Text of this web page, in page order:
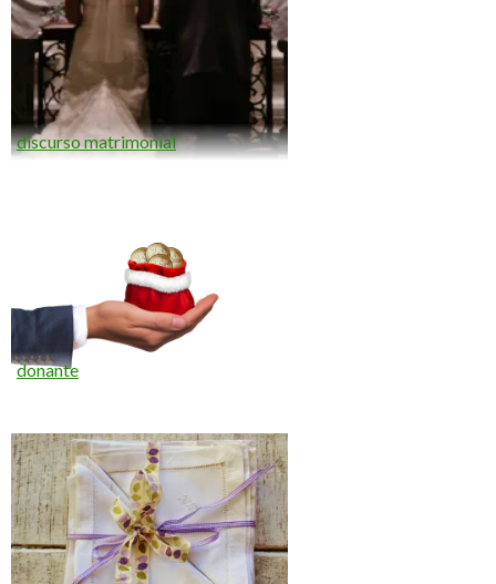
discurso matrimonial
donante